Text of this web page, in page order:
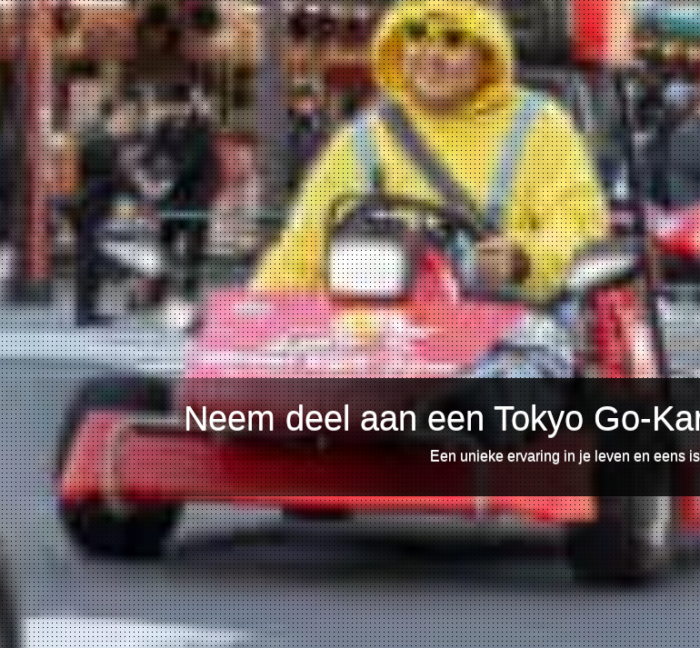
Neem deel aan een Tokyo Go-
Een unieke ervaring in je leven en eens